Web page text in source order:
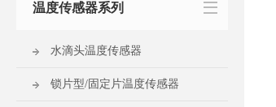
温度传感器系列
水滴头温度传感器
锁片型/固定片温度传感器